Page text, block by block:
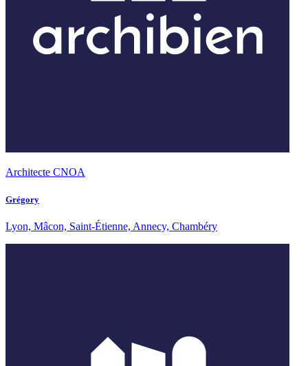
Architecte CNOA
Grégory
Lyon, Mâcon, Saint-Étienne, Annecy, Chambéry